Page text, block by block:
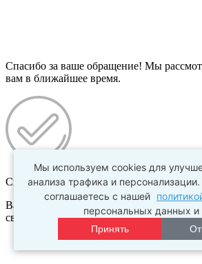
Спасибо за ваше обращение! Мы
вам в ближайшее время.
Спасибо!
Ваш заказ №
успешно создан. В
свяжется наш менеджер.
Мы используем cookies для
анализа трафика и
соглашаетесь с нашей
персональных данных и
Принять